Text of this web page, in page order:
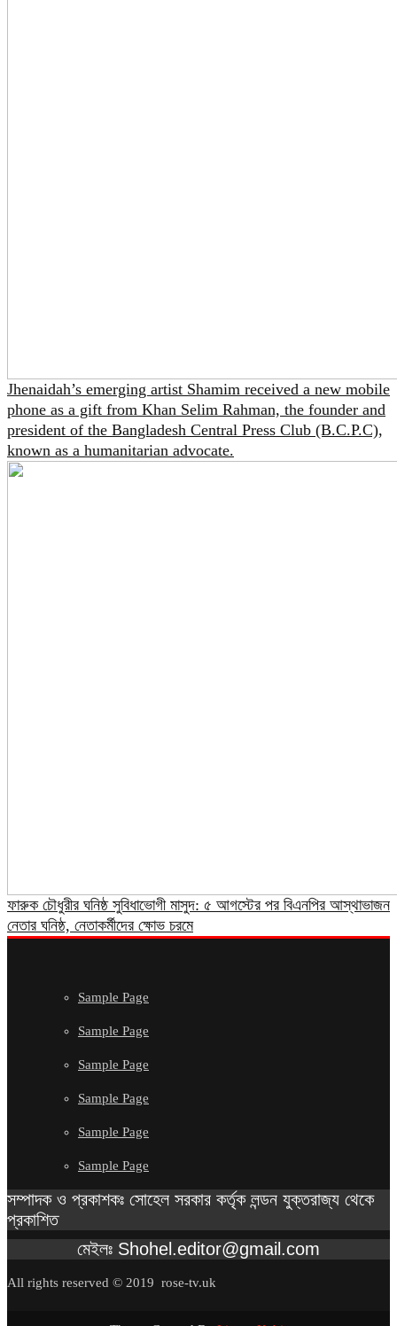
Jhenaidah’s emerging artist Shamim received a new mobile
phone as a gift from Khan Selim Rahman, the founder and
president of the Bangladesh Central Press Club (B.C.P.C),
known as a humanitarian advocate.
ফারুক চৌধুরীর ঘনিষ্ঠ সুবিধাভোগী মাসুদ: ৫ আগস্টের পর বিএনপির আস্থাভাজন
নেতার ঘনিষ্ঠ, নেতাকর্মীদের ক্ষোভ চরমে
Sample Page
Sample Page
Sample Page
Sample Page
Sample Page
Sample Page
সম্পাদক ও প্রকাশকঃ সোহেল সরকার কর্তৃক লন্ডন যুক্তরাজ্য থেকে
প্রকাশিত
মেইলঃ Shohel.editor@gmail.com
All rights reserved © 2019 rose-tv.uk